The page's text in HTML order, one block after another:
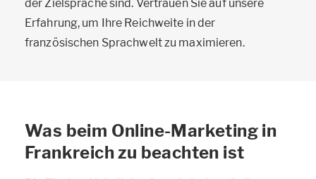
der Zielsprache sind. Vertrauen Sie auf unsere
Erfahrung, um Ihre Reichweite in der
französischen Sprachwelt zu maximieren.
Was beim Online-Marketing in
Frankreich zu beachten ist